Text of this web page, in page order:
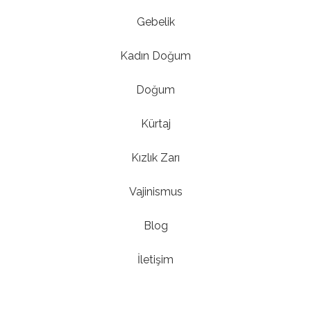
Gebelik
Kadın Doğum
Doğum
Kürtaj
Kızlık Zarı
Vajinismus
Blog
İletişim